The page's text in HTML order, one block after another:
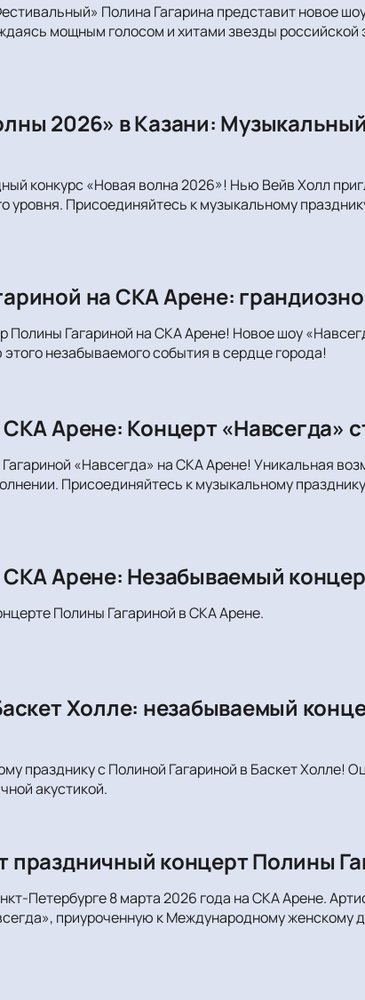
Полина Гагарина представит новое
мощным голосом и хитами звезды российской
2026» в Казани:
конкурс «Новая волна 2026»! Нью Вейв Холл
уровня. Присоединяйтесь к музыкальному
на СКА Арене:
Полины Гагариной на СКА Арене! Новое шоу
незабываемого события в сердце города!
Арене: Концерт «Навсегда»
«Навсегда» на СКА Арене! Уникальная
Присоединяйтесь к музыкальному
Арене: Незабываемый
Полины Гагариной в СКА Арене.
Холле: незабываемый
празднику с Полиной Гагариной в Баскет Холле!
акустикой.
праздничный концерт Полины
Петербурге 8 марта 2026 года на СКА Арене.
приуроченную к Международному женскому